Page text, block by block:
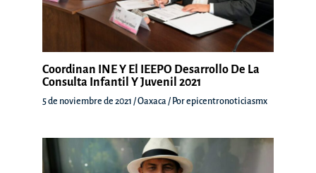
Coordinan INE Y El IEEPO Desarrollo De La
Consulta Infantil Y Juvenil 2021
5 de noviembre de 2021 /Oaxaca / Porepicentronoticiasmx